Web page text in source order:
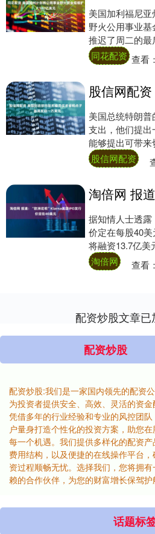
美国加利福尼
野火公用事业
推迟了周二的
交为立法文本
增资规模....
同花配资 查看
美国总统特朗
支出，他们提
能够提出可带
将获得一万美
出该计....
股信网配资
据知情人士透
价定在每股40美
将融资13.7亿美
淘倍网
查看：
配资炒股文章已
配资炒股
配资炒股:我们是一家国内领先的配资
为投资者提供安全、高效、灵活的资金
凭借多年的行业经验和专业的风控团队
户量身打造个性化的投资方案，助您
每一个机遇。我们提供多样化的配资产
费用结构，以及便捷的在线操作平台
资过程顺畅无忧。选择我们，您将拥
赖的合作伙伴，为您的财富增长保驾护
话题标